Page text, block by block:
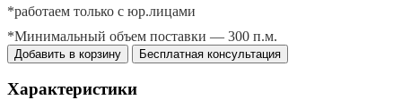
*работаем только с юр.лицами
*Минимальный объем поставки — 300 п.м.
Добавить в корзину Бесплатная консультация
Характеристики